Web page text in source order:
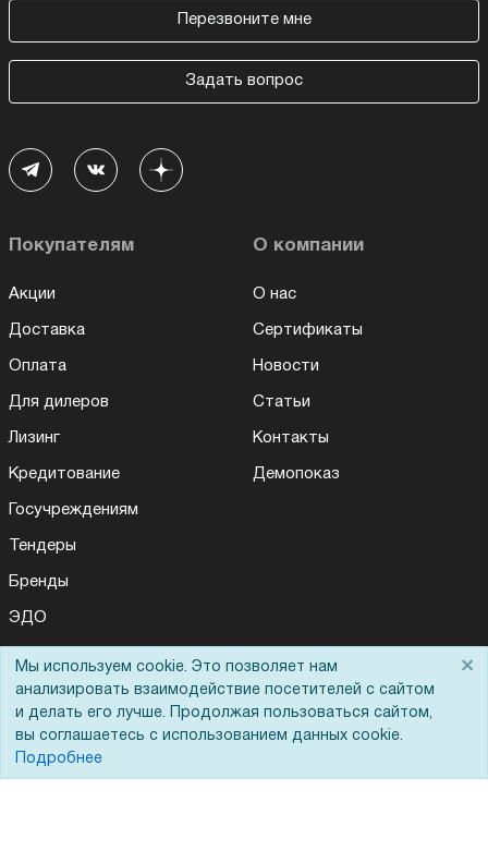
Перезвоните мне
Задать вопрос
Покупателям
Акции
Доставка
Оплата
Для дилеров
Лизинг
Кредитование
Госучреждениям
Тендеры
Бренды
ЭДО
О компании
О нас
Сертификаты
Новости
Статьи
Контакты
Демопоказ
Помощь
Реквизиты
Мы используем cookie. Это позволяет нам
анализировать взаимодействие посетителей с сайтом
и делать его лучше. Продолжая пользоваться сайтом,
вы соглашаетесь с использованием данных cookie.
Подробнее
×